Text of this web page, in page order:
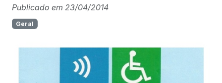
Publicado em 23/04/2014
Geral